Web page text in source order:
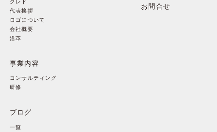
クレド
代表挨拶
ロゴについて
会社概要
沿革
事業内容
コンサルティング
研修
ブログ
一覧
お問合せ